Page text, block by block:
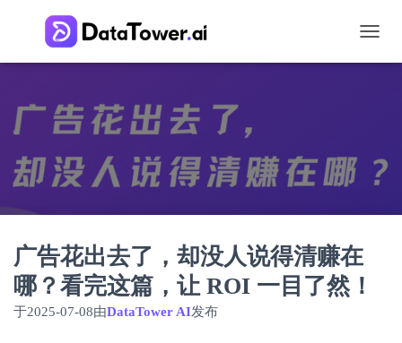
换
广告花出去了，却没人说得清赚在
哪？看完这篇，让 ROI 一目了然！
于2025-07-08由DataTower AI发布